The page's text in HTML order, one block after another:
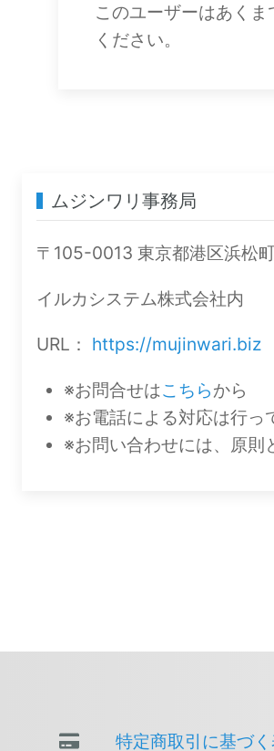
このユーザーはあく
ください。
ムジンワリ事務局
〒105-0013 東京都港区浜
イルカシステム株式会社内
URL： https://mujinwari.biz
※お問合せはこちらから
※お電話による対応は行っ
※お問い合わせには、原則
特定商取引に基づ